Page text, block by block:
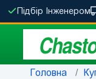
Підбір Інженером
Головна